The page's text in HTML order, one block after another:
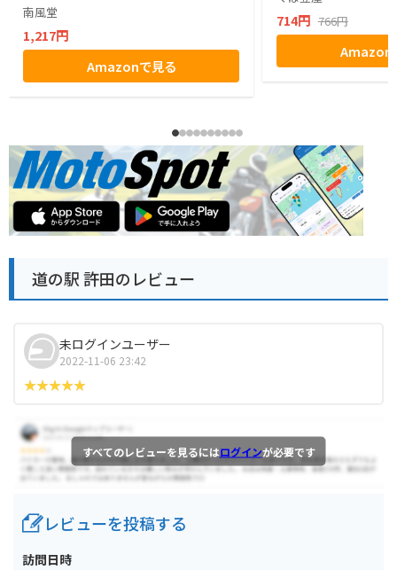
南風堂
1,217円
Amazonで見る
714円 766円
Amazon
道の駅 許田のレビュー
未ログインユーザー
2022-11-06 23:42
すべてのレビューを見るにはログインが必要です
レビューを投稿する
訪問日時